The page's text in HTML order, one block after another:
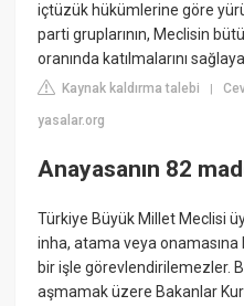
içtüzük hükümlerine göre
parti gruplarının, Meclisin
oranında katılmalarını
Kaynak kaldırma talebi |
yasalar.org
Anayasanın 82
Türkiye Büyük Millet Meclisi
inha, atama veya
bir işle görevlendirilemezler.
aşmamak üzere Bakanlar